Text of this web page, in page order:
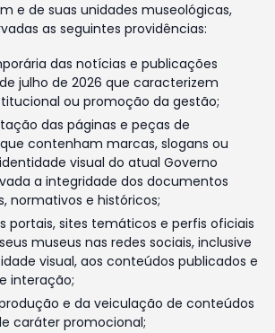
e de suas unidades museológicas,
as seguintes providências:
das notícias e publicações
julho de 2026 que caracterizem
ou promoção da gestão;
das páginas e peças de
contenham marcas, slogans ou
visual do atual Governo
a integridade dos documentos
normativos e históricos;
portais, sites temáticos e perfis oficiais
museus nas redes sociais, inclusive
visual, aos conteúdos publicados e
interação;
e da veiculação de conteúdos
caráter promocional;